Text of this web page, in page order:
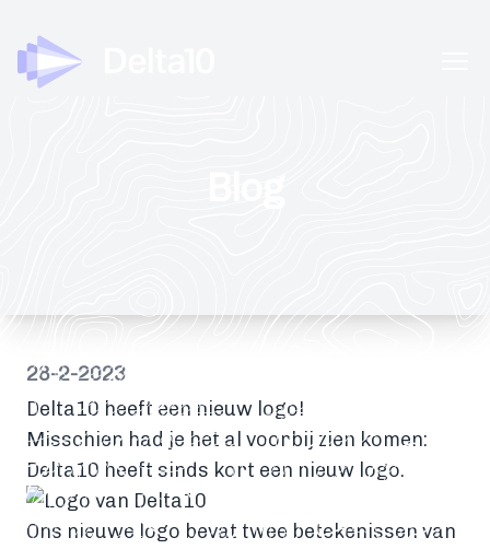
Delta10
28-2-2023
Delta10 heeft een nieuw logo!
Misschien had je het al voorbij zien komen:
Delta10 heeft sinds kort een nieuw logo.
Ons nieuwe logo bevat twee betekenissen van